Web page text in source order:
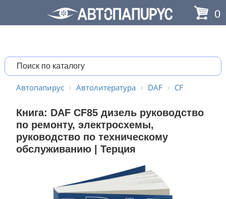
0
Автопапирус Автолитература DAF CF
Книга: DAF CF85 дизель руководство
по ремонту, электросхемы,
руководство по техническому
обслуживанию | Терция